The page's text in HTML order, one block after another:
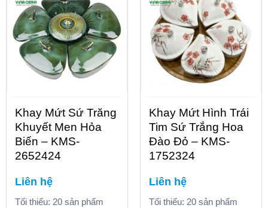
Khay Mứt Sứ Trăng
Khuyết Men Hỏa
Biến – KMS-
2652424
Liên hệ
Tối thiểu: 20 sản phẩm
Khay Mứt Hình Trái
Tim Sứ Trắng Hoa
Đào Đỏ – KMS-
1752324
Liên hệ
Tối thiểu: 20 sản phẩm